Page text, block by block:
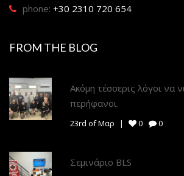
phone: +30 2310 720 654
FROM THE BLOG
Ακόμη τέσσερις λόγοι να
περήφανοι.
23rd of Μαρ 0 0
Σεμινάριο BLS